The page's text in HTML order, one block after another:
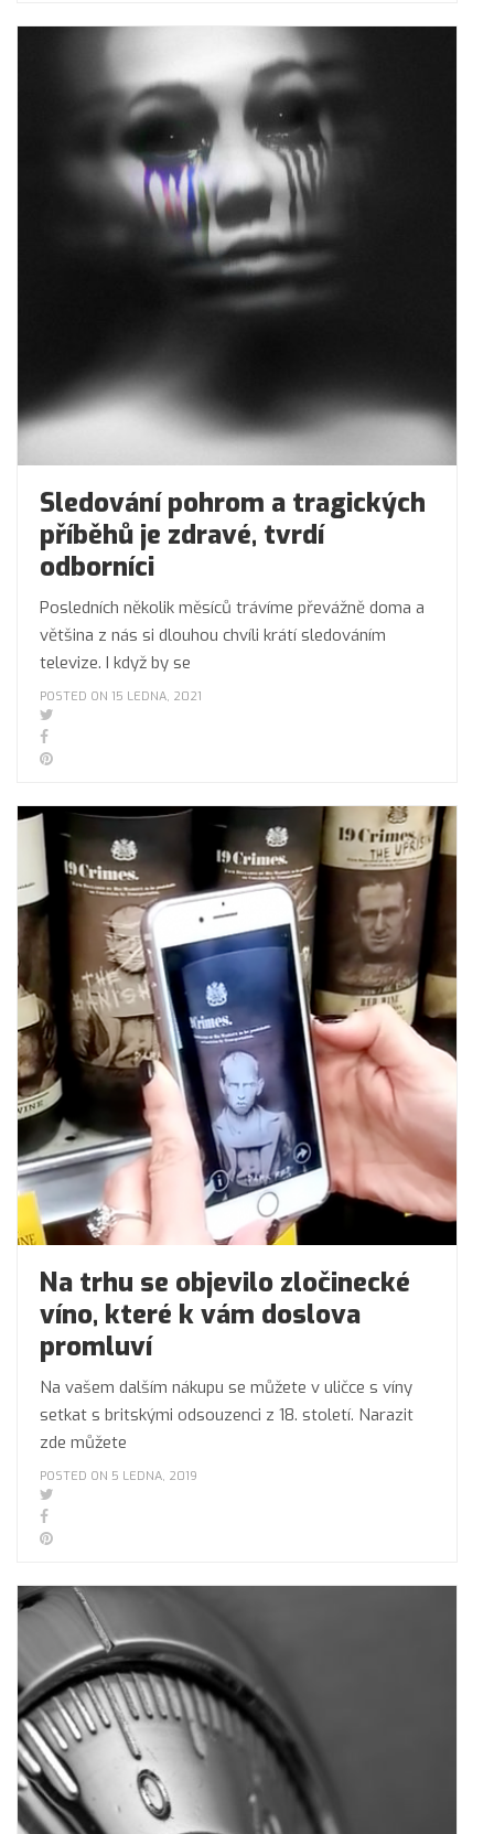
Sledování pohrom a tragických
příběhů je zdravé, tvrdí
odborníci
Posledních několik měsíců trávíme převážně doma a
většina z nás si dlouhou chvíli krátí sledováním
televize. I když by se
POSTED ON 15 LEDNA, 2021
Na trhu se objevilo zločinecké
víno, které k vám doslova
promluví
Na vašem dalším nákupu se můžete v uličce s víny
setkat s britskými odsouzenci z 18. století. Narazit
zde můžete
POSTED ON 5 LEDNA, 2019